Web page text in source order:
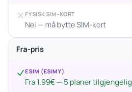
FYSISK SIM-KORT
Nei — må bytte SIM-kort
Fra-pris
ESIM (ESIMY)
Fra 1.99€ — 5 planer tilgjengelig